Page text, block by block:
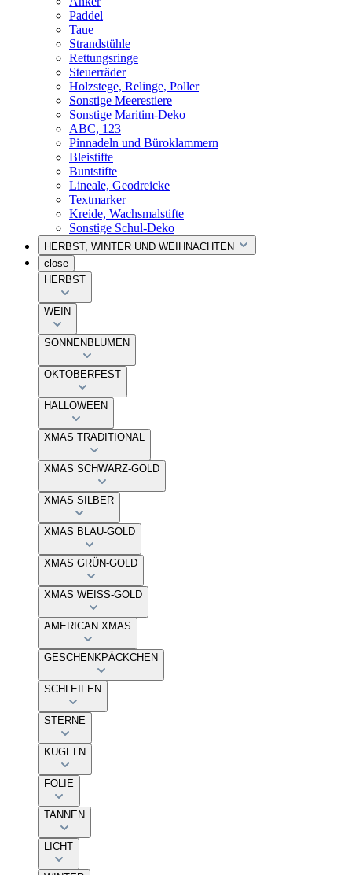
Paddel
Taue
Strandstühle
Rettungsringe
Steuerräder
Holzstege, Relinge, Poller
Sonstige Meerestiere
Sonstige Maritim-Deko
ABC, 123
Pinnadeln und Büroklammern
Bleistifte
Buntstifte
Lineale, Geodreicke
Textmarker
Kreide, Wachsmalstifte
Sonstige Schul-Deko
HERBST, WINTER UND WEIHNACHTEN
close
HERBST
WEIN
SONNENBLUMEN
OKTOBERFEST
HALLOWEEN
XMAS TRADITIONAL
XMAS SCHWARZ-GOLD
XMAS SILBER
XMAS BLAU-GOLD
XMAS GRÜN-GOLD
XMAS WEISS-GOLD
AMERICAN XMAS
GESCHENKPÄCKCHEN
SCHLEIFEN
STERNE
KUGELN
FOLIE
TANNEN
LICHT